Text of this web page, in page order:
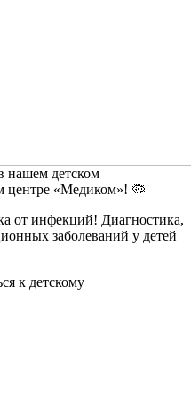
нашем детском
центре «Медиком»! 🦠
от инфекций! Диагностика,
заболеваний у детей
к детскому